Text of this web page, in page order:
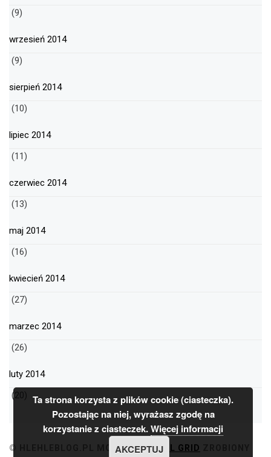
(9)
wrzesień 2014
(9)
sierpień 2014
(10)
lipiec 2014
(11)
czerwiec 2014
(13)
maj 2014
(16)
kwiecień 2014
(27)
marzec 2014
(26)
luty 2014
(20)
© HLEHLEBLOG.PL MOTYWMINIMAL GRID
Ta strona korzysta z plików cookie (ciasteczka).
Pozostając na niej, wyrażasz zgodę na
korzystanie z ciasteczek.Więcej informacji
AKCEPTUJ